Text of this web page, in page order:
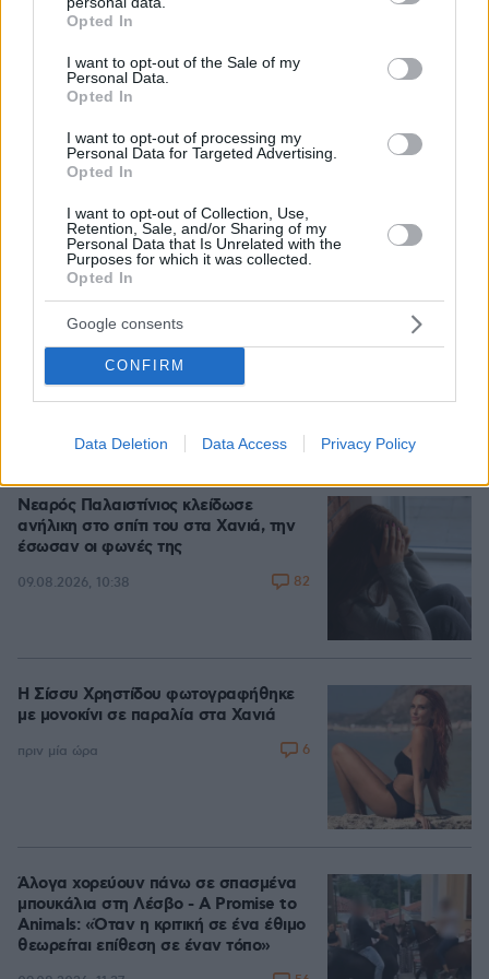
grant or deny consent to Google and its third-party tags to
use your data for below specified purposes in below Google
consent section.
Opted In
I want to opt-out of the Sale of my
Personal Data.
Opted In
I want to opt-out of processing my
Personal Data for Targeted Advertising.
Opted In
I want to opt-out of Collection, Use,
Retention, Sale, and/or Sharing of my
Personal Data that Is Unrelated with the
Purposes for which it was collected.
Opted In
Google consents
CONFIRM
Data Deletion Data Access Privacy Policy
Το σπίτι του τρόμου στο Άινταχο: Η
νύχτα που τέσσερις φοιτητές
δολοφονήθηκαν μέσα σε λίγα λεπτά
09.08.2026, 08:33
Η Βαλέρια Χοψονίδου βάφτισε τον γιο
της στη Βουλιαγμένη, δείτε
φωτογραφίες
Νεαρός Παλαιστίνιος κλείδωσε
ανήλικη στο σπίτι του στα Χανιά, την
έσωσαν οι φωνές της
09.08.2026, 10:38 82
Η Σίσσυ Χρηστίδου φωτογραφήθηκε
με μονοκίνι σε παραλία στα Χανιά
πριν μία ώρα 6
Άλογα χορεύουν πάνω σε σπασμένα
μπουκάλια στη Λέσβο - A Promise to
Animals: «Όταν η κριτική σε ένα έθιμο
θεωρείται επίθεση σε έναν τόπο»